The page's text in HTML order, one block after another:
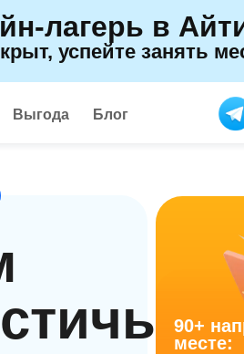
лагерь в
успейте занять
Блог
Выгода
90+
месте: